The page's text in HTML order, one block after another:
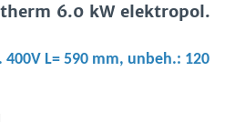
6.0 kW elektropol.
L= 590 mm, unbeh.: 120